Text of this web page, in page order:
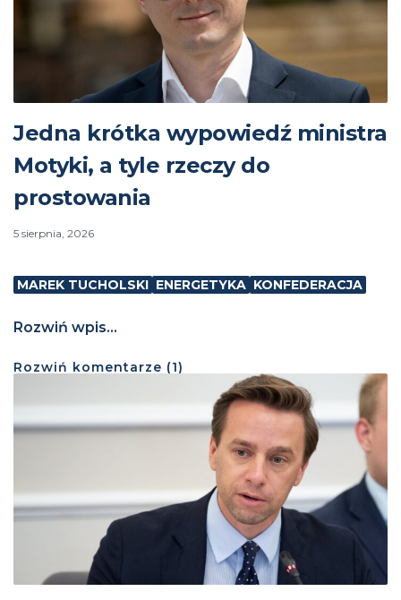
Jedna krótka wypowiedź ministra
Motyki, a tyle rzeczy do
prostowania
5 sierpnia, 2026
MAREK TUCHOLSKI ENERGETYKA KONFEDERACJA
Rozwiń wpis...
Rozwiń komentarze (1)